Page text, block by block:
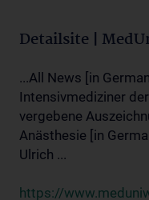
Detailsite |
...All News [in
Intensivmediziner
vergebene
Anästhesie [in
Ulrich ...
https://